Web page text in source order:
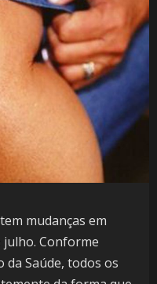
mudanças em
julho. Conforme
Saúde, todos os